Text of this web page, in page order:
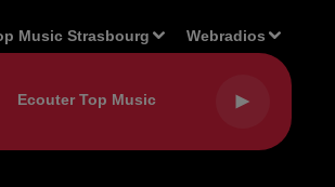
Music Strasbourg Webradios